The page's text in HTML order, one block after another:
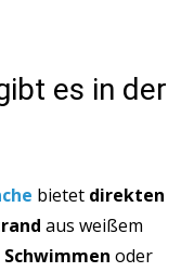
es in der
bietet direkten
aus weißem
Schwimmen oder